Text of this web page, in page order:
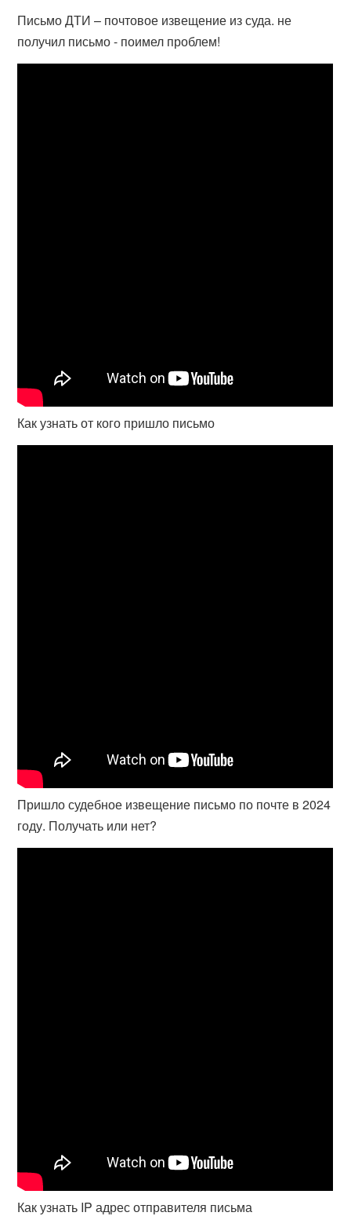
Письмо ДТИ – почтовое извещение из суда. не
получил письмо - поимел проблем!
Как узнать от кого пришло письмо
Пришло судебное извещение письмо по почте в 2024
году. Получать или нет?
Как узнать IP адрес отправителя письма